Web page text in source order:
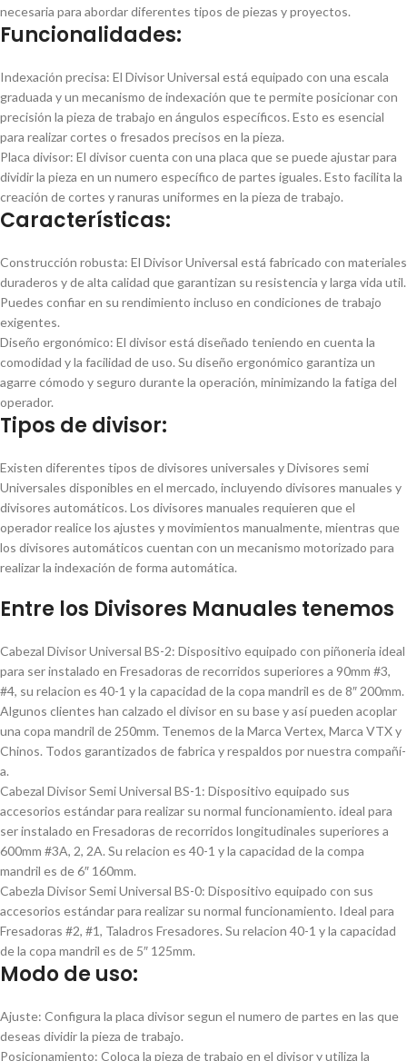
necesaria para abordar diferentes tipos de piezas y proyectos.
Funcionalidades:
Indexación precisa: El Divisor Universal está equipado con una escala
graduada y un mecanismo de indexación que te permite posicionar con
precisión la pieza de trabajo en ángulos especí­ficos. Esto es esencial
para realizar cortes o fresados precisos en la pieza.
Placa divisor: El divisor cuenta con una placa que se puede ajustar para
dividir la pieza en un numero especí­fico de partes iguales. Esto facilita la
creación de cortes y ranuras uniformes en la pieza de trabajo.
Caracterí­sticas:
Construcción robusta: El Divisor Universal está fabricado con materiales
duraderos y de alta calidad que garantizan su resistencia y larga vida util.
Puedes confiar en su rendimiento incluso en condiciones de trabajo
exigentes.
Diseño ergonómico: El divisor está diseñado teniendo en cuenta la
comodidad y la facilidad de uso. Su diseño ergonómico garantiza un
agarre cómodo y seguro durante la operación, minimizando la fatiga del
operador.
Tipos de divisor:
Existen diferentes tipos de divisores universales y Divisores semi
Universales disponibles en el mercado, incluyendo divisores manuales y
divisores automáticos. Los divisores manuales requieren que el
operador realice los ajustes y movimientos manualmente, mientras que
los divisores automáticos cuentan con un mecanismo motorizado para
realizar la indexación de forma automática.
Entre los Divisores Manuales tenemos
Cabezal Divisor Universal BS-2: Dispositivo equipado con piñoneria ideal
para ser instalado en Fresadoras de recorridos superiores a 90mm #3,
#4, su relacion es 40-1 y la capacidad de la copa mandril es de 8″ 200mm.
Algunos clientes han calzado el divisor en su base y así­ pueden acoplar
una copa mandril de 250mm. Tenemos de la Marca Vertex, Marca VTX y
Chinos. Todos garantizados de fabrica y respaldos por nuestra compañí­
a.
Cabezal Divisor Semi Universal BS-1: Dispositivo equipado sus
accesorios estándar para realizar su normal funcionamiento. ideal para
ser instalado en Fresadoras de recorridos longitudinales superiores a
600mm #3A, 2, 2A. Su relacion es 40-1 y la capacidad de la compa
mandril es de 6″ 160mm.
Cabezla Divisor Semi Universal BS-0: Dispositivo equipado con sus
accesorios estándar para realizar su normal funcionamiento. Ideal para
Fresadoras #2, #1, Taladros Fresadores. Su relacion 40-1 y la capacidad
de la copa mandril es de 5″ 125mm.
Modo de uso:
Ajuste: Configura la placa divisor segun el numero de partes en las que
deseas dividir la pieza de trabajo.
Posicionamiento: Coloca la pieza de trabajo en el divisor y utiliza la